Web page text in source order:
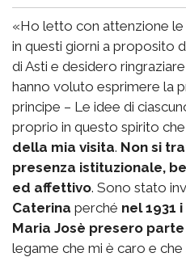
«Ho letto con attenzione
in questi giorni a proposito
di Asti e desidero
hanno voluto esprimere la
principe – Le idee di
proprio in questo spirito che
della mia visita. Non si
presenza istituzionale,
ed affettivo. Sono stato
Caterina perché nel 1931
Maria Josè presero
legame che mi è caro e